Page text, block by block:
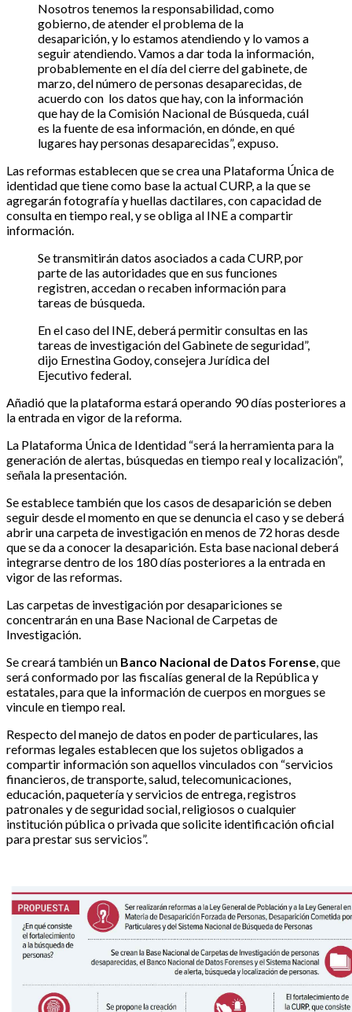
Nosotros tenemos la responsabilidad, como
gobierno, de atender el problema de la
desaparición, y lo estamos atendiendo y lo vamos a
seguir atendiendo. Vamos a dar toda la información,
probablemente en el día del cierre del gabinete, de
marzo, del número de personas desaparecidas, de
acuerdo con los datos que hay, con la información
que hay de la Comisión Nacional de Búsqueda, cuál
es la fuente de esa información, en dónde, en qué
lugares hay personas desaparecidas”, expuso.
Las reformas establecen que se crea una Plataforma Única de
identidad que tiene como base la actual CURP, a la que se
agregarán fotografía y huellas dactilares, con capacidad de
consulta en tiempo real, y se obliga al INE a compartir
información.
Se transmitirán datos asociados a cada CURP, por
parte de las autoridades que en sus funciones
registren, accedan o recaben información para
tareas de búsqueda.
En el caso del INE, deberá permitir consultas en las
tareas de investigación del Gabinete de seguridad”,
dijo Ernestina Godoy, consejera Jurídica del
Ejecutivo federal.
Añadió que la plataforma estará operando 90 días posteriores a
la entrada en vigor de la reforma.
La Plataforma Única de Identidad “será la herramienta para la
generación de alertas, búsquedas en tiempo real y localización”,
señala la presentación.
Se establece también que los casos de desaparición se deben
seguir desde el momento en que se denuncia el caso y se deberá
abrir una carpeta de investigación en menos de 72 horas desde
que se da a conocer la desaparición. Esta base nacional deberá
integrarse dentro de los 180 días posteriores a la entrada en
vigor de las reformas.
Las carpetas de investigación por desapariciones se
concentrarán en una Base Nacional de Carpetas de
Investigación.
Se creará también un Banco Nacional de Datos Forense, que
será conformado por las fiscalías general de la República y
estatales, para que la información de cuerpos en morgues se
vincule en tiempo real.
Respecto del manejo de datos en poder de particulares, las
reformas legales establecen que los sujetos obligados a
compartir información son aquellos vinculados con “servicios
financieros, de transporte, salud, telecomunicaciones,
educación, paquetería y servicios de entrega, registros
patronales y de seguridad social, religiosos o cualquier
institución pública o privada que solicite identificación oficial
para prestar sus servicios”.